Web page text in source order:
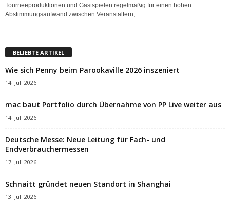
Tourneeproduktionen und Gastspielen regelmäßig für einen hohen
Abstimmungsaufwand zwischen Veranstaltern,...
BELIEBTE ARTIKEL
Wie sich Penny beim Parookaville 2026 inszeniert
14. Juli 2026
mac baut Portfolio durch Übernahme von PP Live weiter aus
14. Juli 2026
Deutsche Messe: Neue Leitung für Fach- und
Endverbrauchermessen
17. Juli 2026
Schnaitt gründet neuen Standort in Shanghai
13. Juli 2026